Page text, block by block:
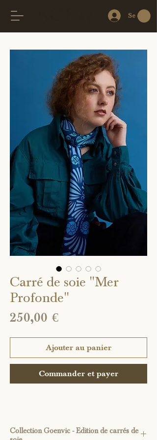
Se
Carré de soie "Mer
Profonde"
250,00 €Prix
Ajouter au panier
Commander et payer
Collection Goenvic - Edition de carrés de